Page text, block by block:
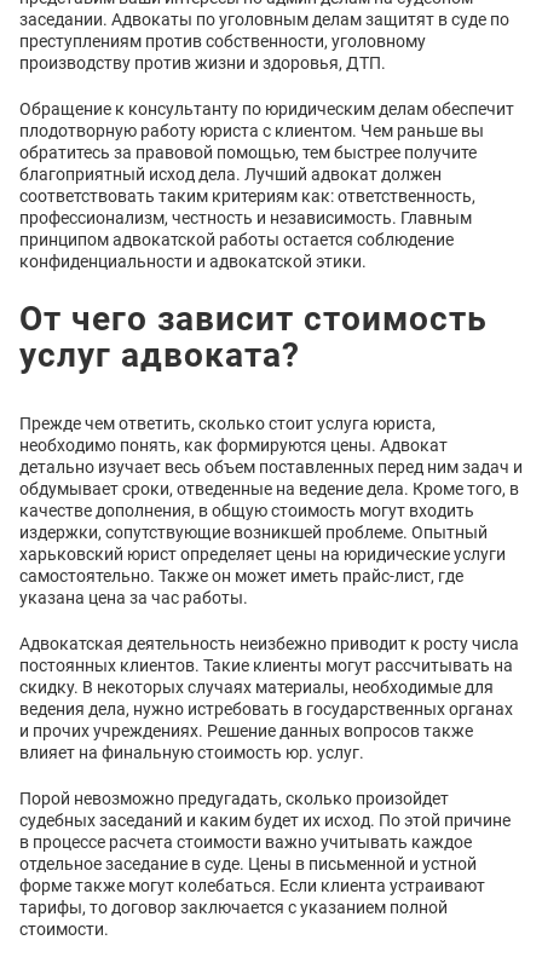
заседании. Адвокаты по уголовным делам защитят в суде по
преступлениям против собственности, уголовному
производству против жизни и здоровья, ДТП.
Обращение к консультанту по юридическим делам обеспечит
плодотворную работу юриста с клиентом. Чем раньше вы
обратитесь за правовой помощью, тем быстрее получите
благоприятный исход дела. Лучший адвокат должен
соответствовать таким критериям как: ответственность,
профессионализм, честность и независимость. Главным
принципом адвокатской работы остается соблюдение
конфиденциальности и адвокатской этики.
От чего зависит стоимость
услуг адвоката?
Прежде чем ответить, сколько стоит услуга юриста,
необходимо понять, как формируются цены. Адвокат
детально изучает весь объем поставленных перед ним задач и
обдумывает сроки, отведенные на ведение дела. Кроме того, в
качестве дополнения, в общую стоимость могут входить
издержки, сопутствующие возникшей проблеме. Опытный
харьковский юрист определяет цены на юридические услуги
самостоятельно. Также он может иметь прайс-лист, где
указана цена за час работы.
Адвокатская деятельность неизбежно приводит к росту числа
постоянных клиентов. Такие клиенты могут рассчитывать на
скидку. В некоторых случаях материалы, необходимые для
ведения дела, нужно истребовать в государственных органах
и прочих учреждениях. Решение данных вопросов также
влияет на финальную стоимость юр. услуг.
Порой невозможно предугадать, сколько произойдет
судебных заседаний и каким будет их исход. По этой причине
в процессе расчета стоимости важно учитывать каждое
отдельное заседание в суде. Цены в письменной и устной
форме также могут колебаться. Если клиента устраивают
тарифы, то договор заключается с указанием полной
стоимости.